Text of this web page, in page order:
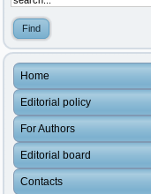
Home
Editorial policy
For Authors
Editorial board
Contacts